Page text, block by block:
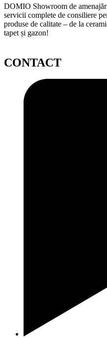
DOMIO Showroom de
servicii complete de consiliere
produse de calitate – de la
tapet și gazon!
CONTACT